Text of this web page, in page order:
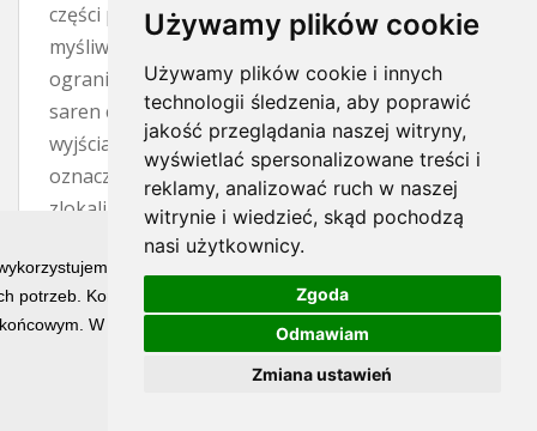
technologię cookies w celu świadczenia Państwu
potrzeb. Korzystanie z witryny bez zmiany ustawień dotyczących
W każdym momencie możesz określić warunki
Używamy plików cookie
Używamy plików cookie i innych
technologii śledzenia, aby poprawić
jakość przeglądania naszej witryny,
wyświetlać spersonalizowane treści i
reklamy, analizować ruch w naszej
witrynie i wiedzieć, skąd pochodzą
nasi użytkownicy.
Zgoda
Odmawiam
Zmiana ustawień
części prawda, czerwiec to trudny miesiąc dla
myśliwego. Wyrośnięte zboża i trawy znacznie
ograniczają widoczność, natomiast aktywność
saren często przejawia się jedynie w krótkich
wyjściach na otwarty teren. Jednak trudny nie
oznacza niemożliwy. Jeżeli mamy
zlokalizowanego rogacza, to kwestią cierpliwości
i wytrwałości jest spotkanie z nim. W nagrodę
pozyskujemy osobnika o najładniejszym
wyglądzie parostków w całym sezonie.
Największy atut trofeum pozyskanego w
czerwcu stanowi już pełne jego wybarwienie.